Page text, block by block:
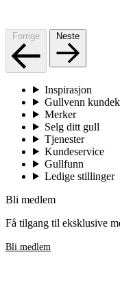
Forrige Neste
Inspirasjon
Gullvenn
Merker
Selg ditt gull
Tjenester
Kundeservice
Gullfunn
Ledige stillinger
Bli medlem
Få tilgang til eksklusive
Bli medlem